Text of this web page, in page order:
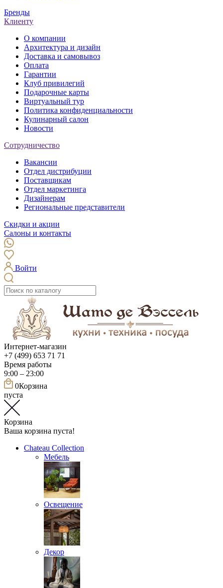
Бренды
Клиенту
О компании
Архитектура и дизайн
Доставка и самовывоз
Оплата
Гарантии
Клуб привилегий
Подарочные карты
Виртуальный тур
Политика конфиденциальности
Кулинарный салон
Новости
Сотрудничество
Вакансии
Отдел дистрибуции
Поставщикам
Отдел маркетинга
Дизайнерам
Региональные представители
Скидки и акции
Салоны и контакты
Войти
Интернет-магазин
+7 (499) 653 71 71
Время работы
9:00 – 23:00
0Корзина
пуста
Корзина
Ваша корзина пуста!
Chateau Collection
Мебель
Освещение
Декор